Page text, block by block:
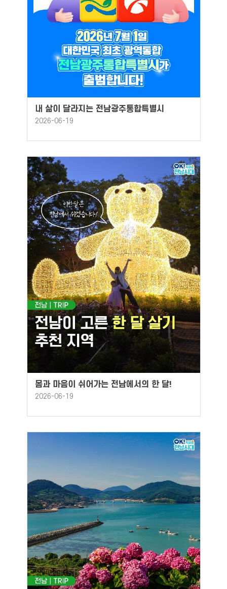
내 삶이 달라지는 전남광주통합특별시
2026-06-19
몸과 마음이 쉬어가는 전남에서의 한 달!
2026-06-19